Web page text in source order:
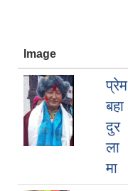
Image
प्रेम
बहा
दुर
ला
मा